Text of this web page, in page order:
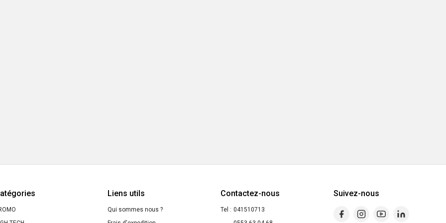
Liens utils
Qui sommes nous ?
Contactez-nous
Tel : 041510713
Suivez-nous